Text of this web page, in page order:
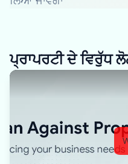
ਪ੍ਰਾਪਰਟੀ ਦੇ ਵਿਰੁੱਧ